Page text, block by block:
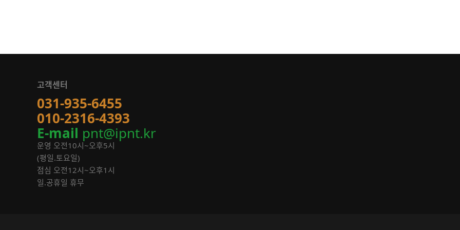
고객센터
031-935-6455
010-2316-4393
E-mail pnt@ipnt.kr
운영 오전10시~오후5시
(평일.토요일)
점심 오전12시~오후1시
일.공휴일 휴무